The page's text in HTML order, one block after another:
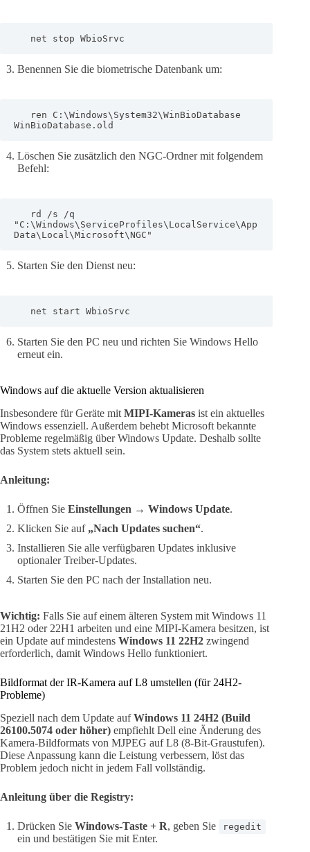
   net stop WbioSrvc
Benennen Sie die biometrische Datenbank um:
WinBioDatabase.old
Löschen Sie zusätzlich den NGC-Ordner mit folgendem
Befehl:
"C:\Windows\ServiceProfiles\LocalService\App
Data\Local\Microsoft\NGC"
Starten Sie den Dienst neu:
   net start WbioSrvc
Starten Sie den PC neu und richten Sie Windows Hello
erneut ein.
Windows auf die aktuelle Version aktualisieren
Insbesondere für Geräte mit MIPI-Kameras ist ein aktuelles
Windows essenziell. Außerdem behebt Microsoft bekannte
Probleme regelmäßig über Windows Update. Deshalb sollte
das System stets aktuell sein.
Anleitung:
Öffnen Sie Einstellungen → Windows Update.
Klicken Sie auf „Nach Updates suchen“.
Installieren Sie alle verfügbaren Updates inklusive
optionaler Treiber-Updates.
Starten Sie den PC nach der Installation neu.
Wichtig: Falls Sie auf einem älteren System mit Windows 11
21H2 oder 22H1 arbeiten und eine MIPI-Kamera besitzen, ist
ein Update auf mindestens Windows 11 22H2 zwingend
erforderlich, damit Windows Hello funktioniert.
Bildformat der IR-Kamera auf L8 umstellen (für 24H2-
Probleme)
Speziell nach dem Update aufWindows 11 24H2 (Build
26100.5074 oder höher) empfiehlt Dell eine Änderung des
Kamera-Bildformats von MJPEG auf L8 (8-Bit-Graustufen).
Diese Anpassung kann die Leistung verbessern, löst das
Problem jedoch nicht in jedem Fall vollständig.
Anleitung über die Registry:
Drücken Sie Windows-Taste + R, geben Sie regedit
ein und bestätigen Sie mit Enter.